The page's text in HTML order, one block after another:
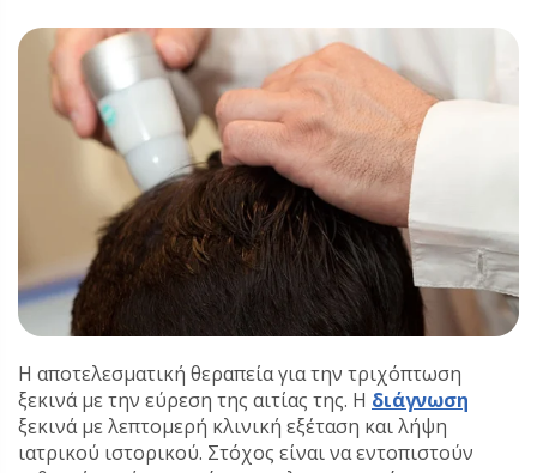
Η αποτελεσματική θεραπεία για την τριχόπτωση
ξεκινά με την εύρεση της αιτίας της. Η διάγνωση
ξεκινά με λεπτομερή κλινική εξέταση και λήψη
ιατρικού ιστορικού. Στόχος είναι να εντοπιστούν